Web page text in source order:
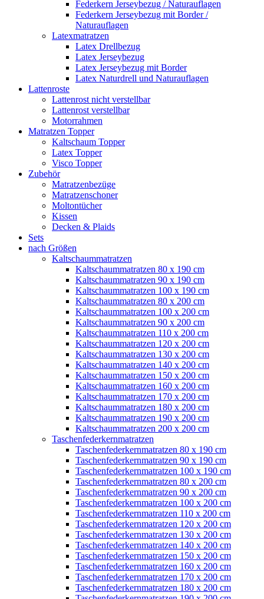
Federkern Jerseybezug / Naturauflagen
Federkern Jerseybezug mit Border /
Naturauflagen
Latexmatratzen
Latex Drellbezug
Latex Jerseybezug
Latex Jerseybezug mit Border
Latex Naturdrell und Naturauflagen
Lattenroste
Lattenrost nicht verstellbar
Lattenrost verstellbar
Motorrahmen
Matratzen Topper
Kaltschaum Topper
Latex Topper
Visco Topper
Zubehör
Matratzenbezüge
Matratzenschoner
Moltontücher
Kissen
Decken & Plaids
Sets
nach Größen
Kaltschaummatratzen
Kaltschaummatratzen 80 x 190 cm
Kaltschaummatratzen 90 x 190 cm
Kaltschaummatratzen 100 x 190 cm
Kaltschaummatratzen 80 x 200 cm
Kaltschaummatratzen 100 x 200 cm
Kaltschaummatratzen 90 x 200 cm
Kaltschaummatratzen 110 x 200 cm
Kaltschaummatratzen 120 x 200 cm
Kaltschaummatratzen 130 x 200 cm
Kaltschaummatratzen 140 x 200 cm
Kaltschaummatratzen 150 x 200 cm
Kaltschaummatratzen 160 x 200 cm
Kaltschaummatratzen 170 x 200 cm
Kaltschaummatratzen 180 x 200 cm
Kaltschaummatratzen 190 x 200 cm
Kaltschaummatratzen 200 x 200 cm
Taschenfederkernmatratzen
Taschenfederkernmatratzen 80 x 190 cm
Taschenfederkernmatratzen 90 x 190 cm
Taschenfederkernmatratzen 100 x 190 cm
Taschenfederkernmatratzen 80 x 200 cm
Taschenfederkernmatratzen 90 x 200 cm
Taschenfederkernmatratzen 100 x 200 cm
Taschenfederkernmatratzen 110 x 200 cm
Taschenfederkernmatratzen 120 x 200 cm
Taschenfederkernmatratzen 130 x 200 cm
Taschenfederkernmatratzen 140 x 200 cm
Taschenfederkernmatratzen 150 x 200 cm
Taschenfederkernmatratzen 160 x 200 cm
Taschenfederkernmatratzen 170 x 200 cm
Taschenfederkernmatratzen 180 x 200 cm